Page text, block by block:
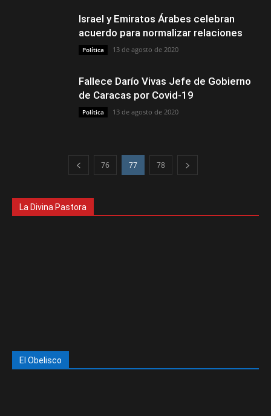
Israel y Emiratos Árabes celebran
acuerdo para normalizar relaciones
Política 13 de agosto de 2020
Fallece Darío Vivas Jefe de Gobierno
de Caracas por Covid-19
Política 13 de agosto de 2020
76 77 78
La Divina Pastora
El Obelisco